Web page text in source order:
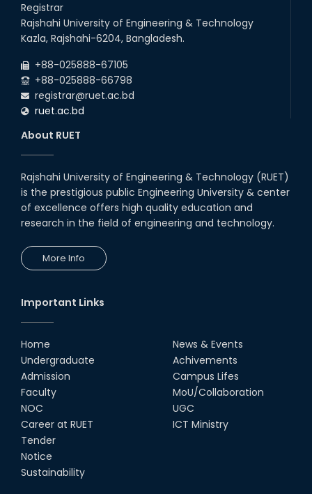
Registrar
Rajshahi University of Engineering & Technology
Kazla, Rajshahi-6204, Bangladesh.
+88-025888-67105
+88-025888-66798
registrar@ruet.ac.bd
ruet.ac.bd
About RUET
Rajshahi University of Engineering & Technology (RUET)
is the prestigious public Engineering University & center
of excellence offers high quality education and
research in the field of engineering and technology.
More Info
Important Links
Home
Undergraduate
Admission
Faculty
NOC
Career at RUET
Tender
Notice
Sustainability
News & Events
Achivements
Campus Lifes
MoU/Collaboration
UGC
ICT Ministry